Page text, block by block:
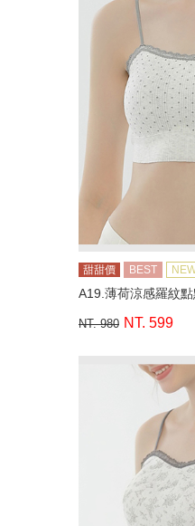
甜甜價 BEST
A19.薄荷涼感羅紋
NT. 980 NT. 599